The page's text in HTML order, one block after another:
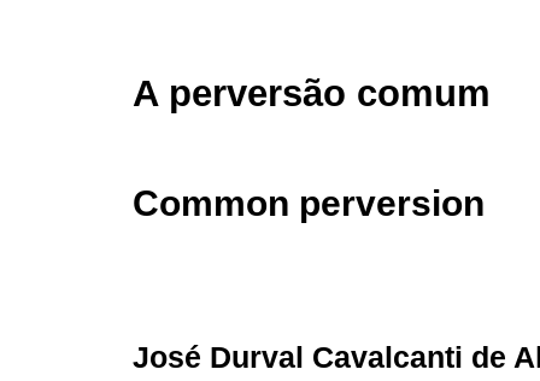
A perversão comum
Common perversion
José Durval Cavalcanti de